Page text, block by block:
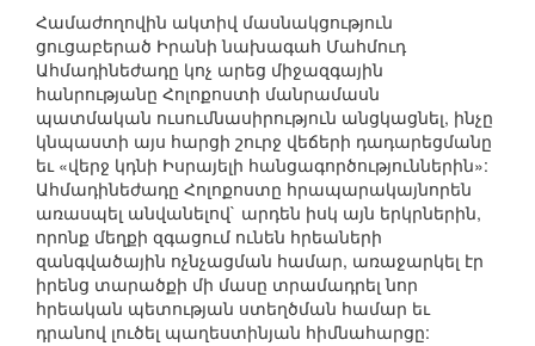
Համաժողովին ակտիվ մասնակցություն
ցուցաբերած Իրանի նախագահ Մահմուդ
Ահմադինեժադը կոչ արեց միջազգային
հանրությանը Հոլոքոստի մանրամասն
պատմական ուսումնասիրություն անցկացնել, ինչը
կնպաստի այս հարցի շուրջ վեճերի դադարեցմանը
եւ «վերջ կդնի Իսրայելի հանցագործություններին»:
Ահմադինեժադը Հոլոքոստը հրապարակայնորեն
առասպել անվանելով` արդեն իսկ այն երկրներին,
որոնք մեղքի զգացում ունեն հրեաների
զանգվածային ոչնչացման համար, առաջարկել էր
իրենց տարածքի մի մասը տրամադրել նոր
հրեական պետության ստեղծման համար եւ
դրանով լուծել պաղեստինյան հիմնահարցը: